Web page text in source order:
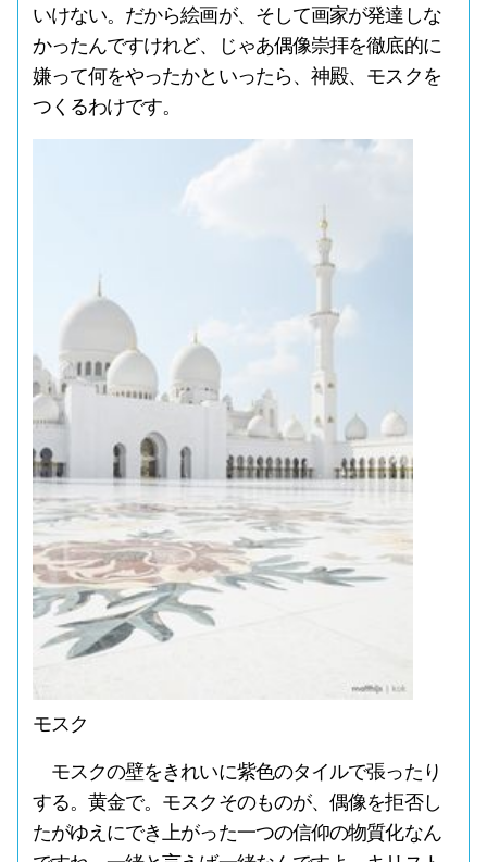
いけない。だから絵画が、そして画家が発達しな
かったんですけれど、じゃあ偶像崇拝を徹底的に
嫌って何をやったかといったら、神殿、モスクを
つくるわけです。
モスク
モスクの壁をきれいに紫色のタイルで張ったり
する。黄金で。モスクそのものが、偶像を拒否し
たがゆえにでき上がった一つの信仰の物質化なん